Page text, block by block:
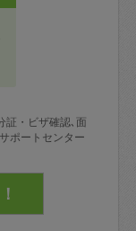
・ビザ確認､面
ポートセンター